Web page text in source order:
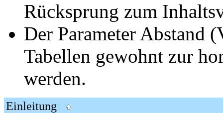
Rücksprung zum
Der Parameter Abstand
Tabellen gewohnt zur
werden.
Einleitung